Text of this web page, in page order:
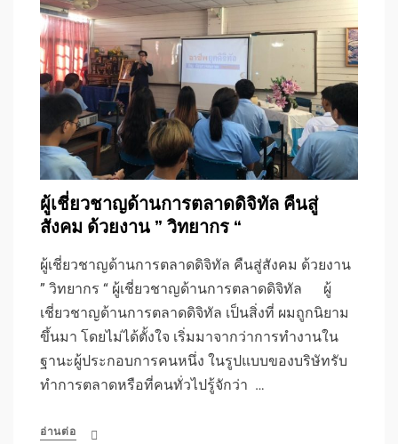
ผู้เชี่ยวชาญด้านการตลาดดิจิทัล คืนสู่
สังคม ด้วยงาน ” วิทยากร “
ผู้เชี่ยวชาญด้านการตลาดดิจิทัล คืนสู่สังคม ด้วยงาน
” วิทยากร “ ผู้เชี่ยวชาญด้านการตลาดดิจิทัล ผู้
เชี่ยวชาญด้านการตลาดดิจิทัล เป็นสิ่งที่ ผมถูกนิยาม
ขึ้นมา โดยไม่ได้ตั้งใจ เริ่มมาจากว่าการทำงานใน
ฐานะผู้ประกอบการคนหนึ่ง ในรูปแบบของบริษัทรับ
ทำการตลาดหรือที่คนทั่วไปรู้จักว่า …
อ่านต่อ